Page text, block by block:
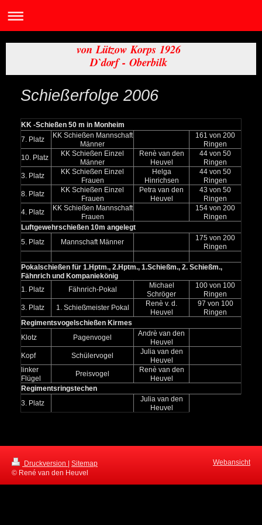
von Lützow Korps 1926
D`dorf - Oberbilk
Schießerfolge 2006
KK -Schießen 50 m in Monheim
7. Platz
KK Schießen Mannschaft
Männer
161 von 200
Ringen
10. Platz
KK Schießen Einzel
Männer
Renè van den
Heuvel
44 von 50
Ringen
3. Platz
KK Schießen Einzel
Frauen
Helga
Hinrichsen
44 von 50
Ringen
8. Platz
KK Schießen Einzel
Frauen
Petra van den
Heuvel
43 von 50
Ringen
4. Platz
KK Schießen Mannschaft
Frauen
154 von 200
Ringen
Luftgewehrschießen 10m angelegt
5. Platz
Mannschaft Männer
175 von 200
Ringen
Pokalschießen für 1.Hptm., 2.Hptm., 1.Schießm., 2. Schießm.,
Fähnrich und Kompaniekönig
1. Platz
Fähnrich-Pokal
Michael
Schröger
100 von 100
Ringen
3. Platz
1. Schießmeister Pokal
Renè v. d.
Heuvel
97 von 100
Ringen
Regimentsvogelschießen Kirmes
Klotz
Pagenvogel
Andrè van den
Heuvel
Kopf
Schülervogel
Julia van den
Heuvel
linker
Flügel
Preisvogel
Renè van den
Heuvel
Regimentsringstechen
3. Platz
Julia van den
Heuvel
Druckversion | Sitemap
© René van den Heuvel
Webansicht